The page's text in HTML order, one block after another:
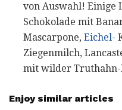
von Auswahl! Einige
Schokolade mit
Mascarpone, Eichel-
Ziegenmilch,
mit wilder
Enjoy similar articles